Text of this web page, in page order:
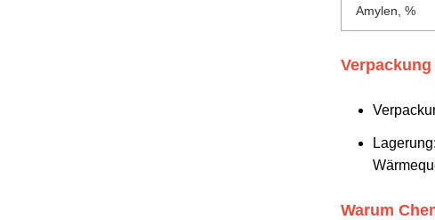
Amylen, %
Warum